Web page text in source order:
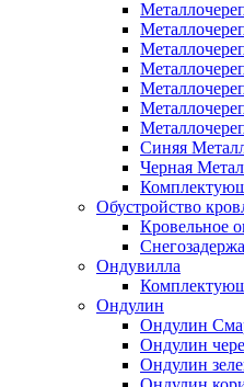
Синяя
Черная
Обустройство
Кровельное
Ондувилла
Ондулин
Ондулин
Ондулин
Ондулин